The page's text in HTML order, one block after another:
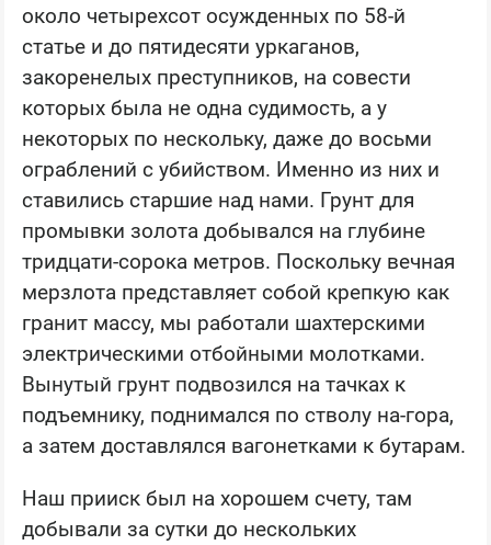
около четырехсот осужденных по 58-й
статье и до пятидесяти уркаганов,
закоренелых преступников, на совести
которых была не одна судимость, а у
некоторых по нескольку, даже до восьми
ограблений с убийством. Именно из них и
ставились старшие над нами. Грунт для
промывки золота добывался на глубине
тридцати-сорока метров. Поскольку вечная
мерзлота представляет собой крепкую как
гранит массу, мы работали шахтерскими
электрическими отбойными молотками.
Вынутый грунт подвозился на тачках к
подъемнику, поднимался по стволу на-гора,
а затем доставлялся вагонетками к бутарам.
Наш прииск был на хорошем счету, там
добывали за сутки до нескольких